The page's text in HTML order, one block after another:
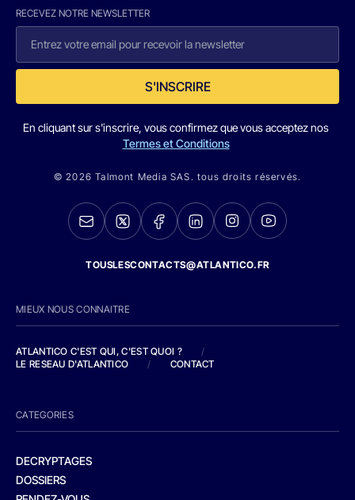
RECEVEZ NOTRE NEWSLETTER
S'INSCRIRE
En cliquant sur s'inscrire, vous confirmez que vous acceptez nos
Termes et Conditions
© 2026 Talmont Media SAS. tous droits réservés.
TOUSLESCONTACTS@ATLANTICO.FR
MIEUX NOUS CONNAITRE
ATLANTICO C'EST QUI, C'EST QUOI ?
/
LE RESEAU D'ATLANTICO
/ CONTACT
CATEGORIES
DECRYPTAGES
DOSSIERS